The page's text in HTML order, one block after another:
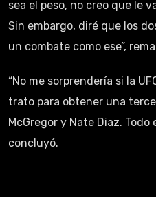
sea el peso, no creo que le
Sin embargo, diré que los
un combate como ese”,
“No me sorprendería si la
trato para obtener una
McGregor y Nate Diaz. Todo
concluyó.